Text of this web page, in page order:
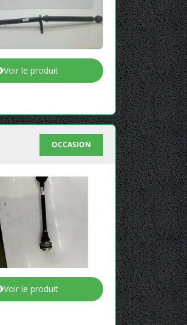
Voir le produit
OCCASION
Voir le produit